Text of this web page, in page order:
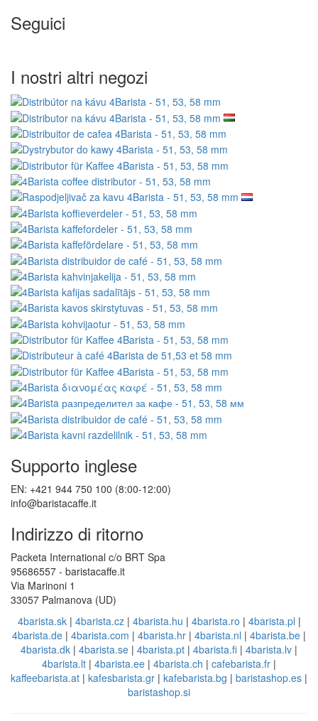
Seguici
I nostri altri negozi
Supporto inglese
EN: +421 944 750 100 (8:00-12:00)
info@baristacaffe.it
Indirizzo di ritorno
Packeta International c/o BRT Spa
95686557 - baristacaffe.it
Via Marinoni 1
33057 Palmanova (UD)
4barista.sk| 4barista.cz| 4barista.hu | 4barista.ro | 4barista.pl |
4barista.de | 4barista.com | 4barista.hr | 4barista.nl | 4barista.be |
4barista.dk | 4barista.se | 4barista.pt | 4barista.fi | 4barista.lv |
4barista.lt | 4barista.ee | 4barista.ch | cafebarista.fr |
kaffeebarista.at | kafesbarista.gr | kafebarista.bg | baristashop.es |
baristashop.si